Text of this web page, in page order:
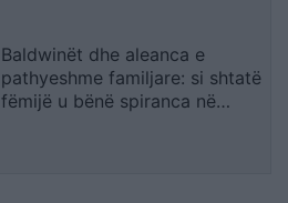
Baldwinët dhe aleanca e
pathyeshme familjare: si shtatë
fëmijë u bënë spiranca në